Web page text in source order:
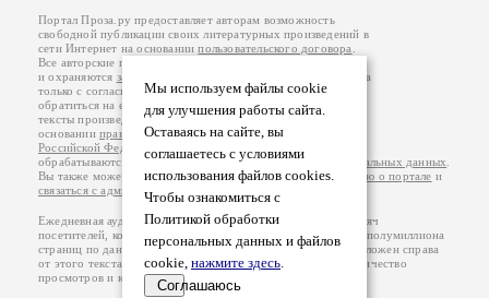
Мы используем файлы cookie
для улучшения работы сайта.
Оставаясь на сайте, вы
соглашаетесь с условиями
использования файлов cookies.
Чтобы ознакомиться с
Политикой обработки
персональных данных и файлов
cookie, нажмите здесь.
Соглашаюсь
Портал Проза.ру предоставляет авторам возможность
свободной публикации своих литературных произведений в
сети Интернет на основаниипользовательского договора
Все авторские права на произведения принадлежат авторам
и охраняются законом
. Перепечатка произведений возможна
только с согласия его автора, к которому вы можете
обратиться на его авторской странице. Ответственность за
тексты произведений авторы несут самостоятельно на
основанииправил публикацииизаконодательства
Российской Федерации
обрабатываются на основанииПолитики обработки персональных данных
Вы также можете посмотреть более подробнуюинформацию о портале и
связаться с администрацией
Ежедневная аудитория портала Проза.ру – порядка 100 тысяч
посетителей, которые в общей сумме просматривают более полумиллиона
страниц по данным счетчика посещаемости, который расположен справа
от этого текста. В каждой графе указано по две цифры: количество
просмотров и количество посетителей.